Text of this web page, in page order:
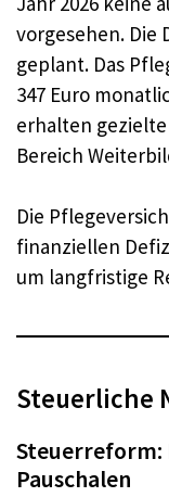
vorgesehen. Die
geplant. Das
347 Euro
erhalten
Bereich
Die
finanziellen
um langfristige
Steuerliche
Steuerreform:
Pauschalen